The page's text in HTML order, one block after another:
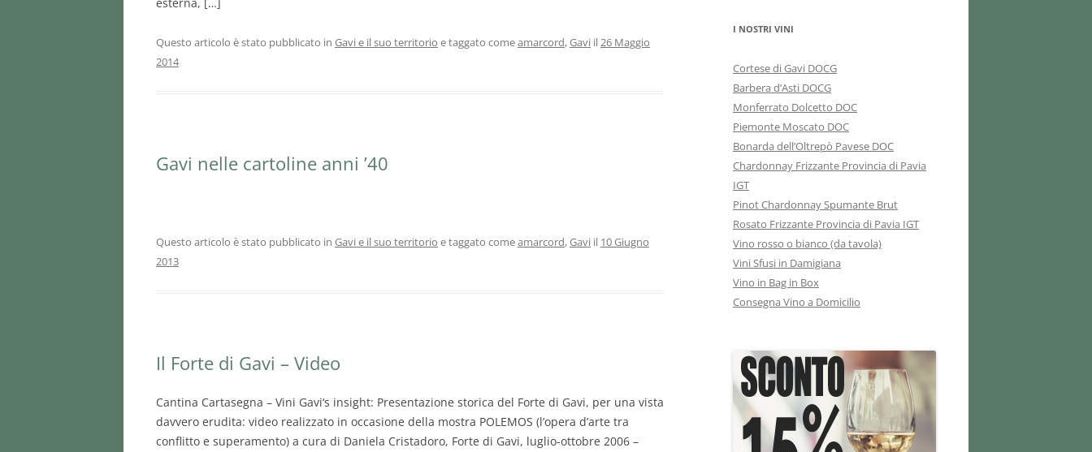
Questo articolo è stato pubblicato in Gavi e il suo territorio e taggato comeamarcord,Gavi il26 Maggio
2014
Gavi nelle cartoline anni ’40
Questo articolo è stato pubblicato in Gavi e il suo territorio e taggato comeamarcord,Gavi il 10 Giugno
2013
Il Forte di Gavi – Video
Cantina Cartasegna – Vini Gavi‘s insight: Presentazione storica del Forte di Gavi, per una vista
davvero erudita: video realizzato in occasione della mostra POLEMOS (l’opera d’arte tra
conflitto e superamento) a cura di Daniela Cristadoro, Forte di Gavi, luglio-ottobre 2006 –
I NOSTRI VINI
Cortese di Gavi DOCG
Barbera d’Asti DOCG
Monferrato Dolcetto DOC
Piemonte Moscato DOC
Bonarda dell’Oltrepò Pavese DOC
Chardonnay Frizzante Provincia di Pavia
IGT
Pinot Chardonnay Spumante Brut
Rosato Frizzante Provincia di Pavia IGT
Vino rosso o bianco (da tavola)
Vini Sfusi in Damigiana
Vino in Bag in Box
Consegna Vino a Domicilio